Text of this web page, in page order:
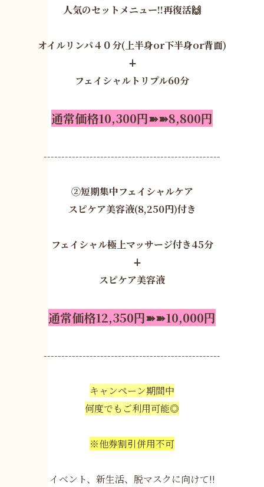
人気のセットメニュー!!再復活🙌
オイルリンパ４０分(上半身or下半身or背面)
∔
フェイシャルトリプル60分
通常価格10,300円➽➽8,800円
--------------------------------------------------
②短期集中フェイシャルケア
スピケア美容液(8,250円)付き
フェイシャル極上マッサージ付き45分
∔
スピケア美容液
通常価格12,350円➽➽10,000円
--------------------------------------------------
キャンペーン期間中
何度でもご利用可能◎
※他券割引併用不可
イベント、新生活、脱マスクに向けて!!